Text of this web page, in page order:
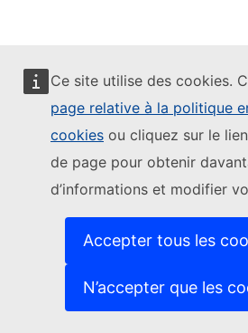
Ce site utilise des cookies.
page relative à la politique
cookies ou cliquez sur le
de page pour obtenir
d’informations et modifier
Accepter tous les
N’accepter que les